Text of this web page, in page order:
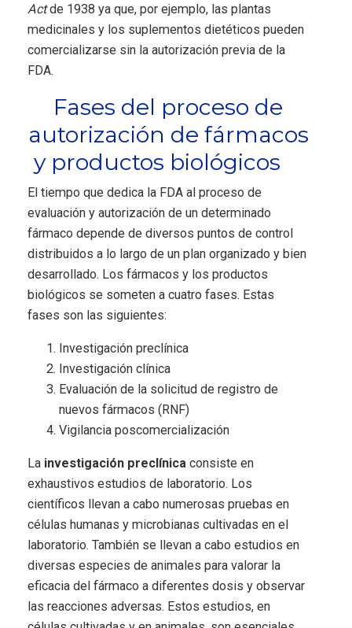
Actde 1938 ya que, por ejemplo, las plantas
medicinales y los suplementos dietéticos pueden
comercializarse sin la autorización previa de la
FDA.
Fases del proceso de
autorización de fármacos
y productos biológicos
El tiempo que dedica la FDA al proceso de
evaluación y autorización de un determinado
fármaco depende de diversos puntos de control
distribuidos a lo largo de un plan organizado y bien
desarrollado. Los fármacos y los productos
biológicos se someten a cuatro fases. Estas
fases son las siguientes:
Investigación preclínica
Investigación clínica
Evaluación de la solicitud de registro de
nuevos fármacos (RNF)
Vigilancia poscomercialización
La investigación preclínica consiste en
exhaustivos estudios de laboratorio. Los
científicos llevan a cabo numerosas pruebas en
células humanas y microbianas cultivadas en el
laboratorio. También se llevan a cabo estudios en
diversas especies de animales para valorar la
eficacia del fármaco a diferentes dosis y observar
las reacciones adversas. Estos estudios, en